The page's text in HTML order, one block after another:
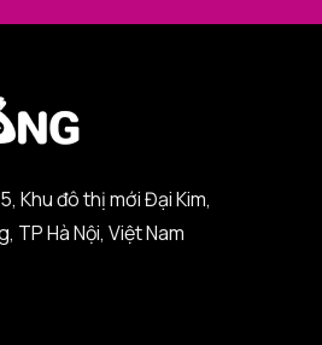
Khu đô thị mới Đại Kim,
TP Hà Nội, Việt Nam